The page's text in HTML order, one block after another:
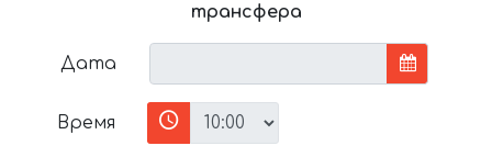
трансфера
Дата
Время